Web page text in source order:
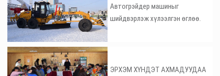
Автогрэйдер машиныг
шийдвэрлэж хүлээлгэн өглөө.
ЭРХЭМ ХҮНДЭТ АХМАДУУДАА